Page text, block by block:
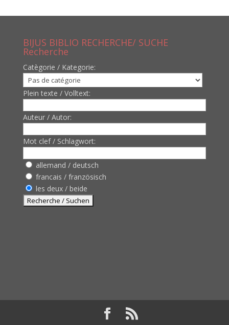
BIJUS BIBLIO RECHERCHE/ SUCHE
Recherche
Catègorie / Kategorie:
Plein texte / Volltext:
Auteur / Autor:
Mot clef / Schlagwort:
allemand / deutsch
francais / französisch
les deux / beide